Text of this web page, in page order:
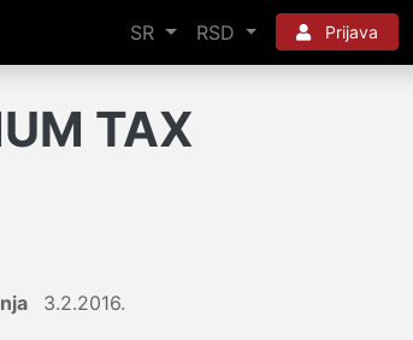
SR RSD Prijava
TAX
3.2.2016.